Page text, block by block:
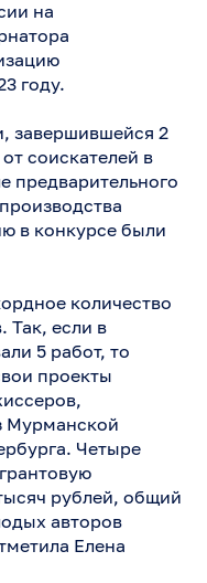
на
году.
завершившейся 2
соискателей в
предварительного
в конкурсе были
количество
Так, если в
5 работ, то
проекты
Мурманской
Четыре
рублей, общий
авторов
Елена